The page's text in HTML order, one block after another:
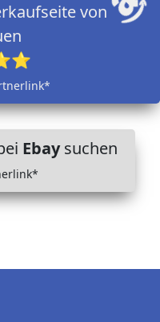
von
Ebaysuchen